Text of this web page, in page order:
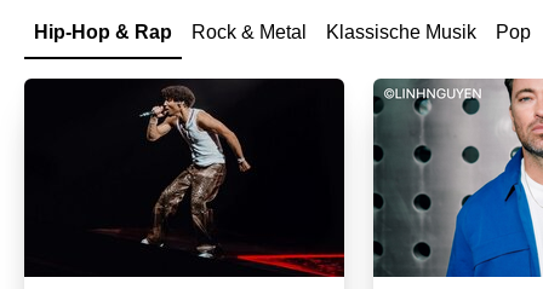
Hip-Hop & Rap Rock & Metal Klassische Musik Pop